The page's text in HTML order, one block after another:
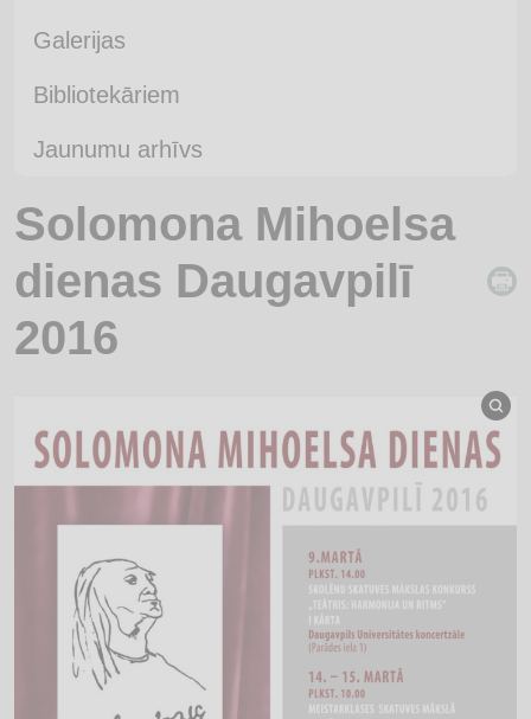
Galerijas
Bibliotekāriem
Jaunumu arhīvs
Solomona Mihoelsa
dienas Daugavpilī
2016